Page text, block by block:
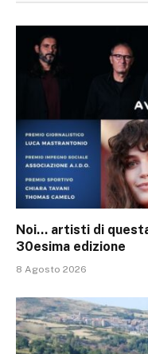
Noi… artisti di
30esima edizione
8 Agosto 2026